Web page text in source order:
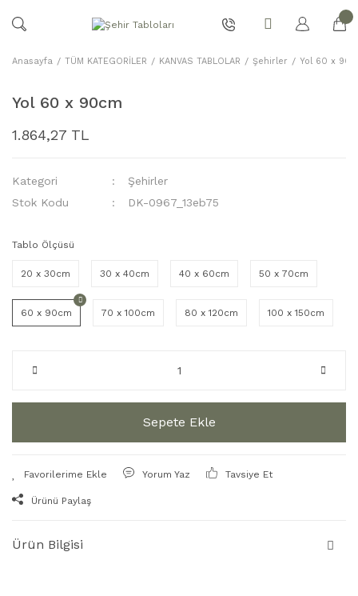
Anasayfa TÜM KATEGORİLER KANVAS TABLOLAR Şehirler Yol 60 x
Yol 60 x 90cm
1.864,27 TL
Kategori
Şehirler
Stok Kodu
DK-0967_13eb75
Tablo Ölçüsü
20 x 30cm 30 x 40cm 40 x 60cm 50 x 70cm
60 x 90cm 70 x 100cm 80 x 120cm 100 x 150cm
Sepete Ekle
Yorum Yaz Tavsiye Et
Ürünü Paylaş
Ürün Bilgisi